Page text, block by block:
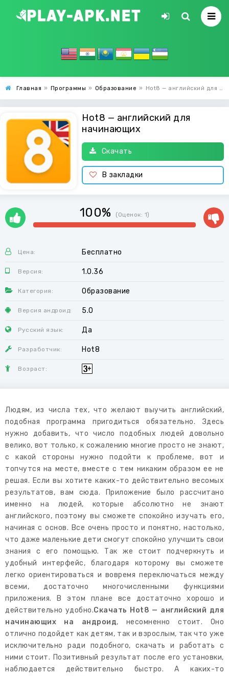
Главная » Программы » Образование » Hot8 — английский для начинающих
Hot8 — английский для
начинающих
Скачать
В закладки
100% (Оценок: 1)
Цена: Бесплатно
Версия: 1.0.36
Категория: Образование
Версия андроид: 5.0
Русский язык: Да
Разработчик: Hot8
Возраст:
Людям, из числа тех, что желают выучить английский,
подобная программа пригодиться обязательно. Здесь
нужно добавить, что число подобных людей довольно
велико, вот только, к сожалению многие просто не знают,
с какой стороны нужно подойти к проблеме, вот и
топчутся на месте, вместе с тем никаким образом ее не
решая. Если вы хотите каких-то действительно весомых
результатов, вам сюда. Приложение было рассчитано
именно на людей, которые абсолютно не знают
английского, поэтому вы сможете спокойно изучать его,
начиная с основ. Все очень просто и понятно, настолько,
что даже маленькие дети смогут спокойно улучшить свои
знания с его помощью. Так же стоит подчеркнуть и
удобный интерфейс, благодаря которому вы сможете
легко ориентироваться и вовремя переключаться между
всеми, достаточно многочисленными функциями
приложения. В этом плане все достаточно хорошо и
действительно удобно.Скачать Hot8 — английский для
начинающих на андроид, несомненно стоит. Оно
отлично подойдет как детям, так и взрослым, так что уже
исключительно ради подобного, скачать и работать с
ними стоит. Позитивный результат после его установки,
наблюдается действительно быстро. А каких-то